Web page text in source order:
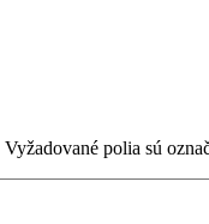
Vyžadované polia sú